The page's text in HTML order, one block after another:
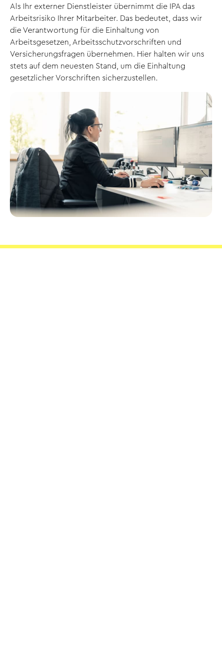
Als Ihr externer Dienstleister übernimmt die IPA das
Arbeitsrisiko Ihrer Mitarbeiter. Das bedeutet, dass wir
die Verantwortung für die Einhaltung von
Arbeitsgesetzen, Arbeitsschutzvorschriften und
Versicherungsfragen übernehmen. Hier halten wir uns
stets auf dem neuesten Stand, um die Einhaltung
gesetzlicher Vorschriften sicherzustellen.